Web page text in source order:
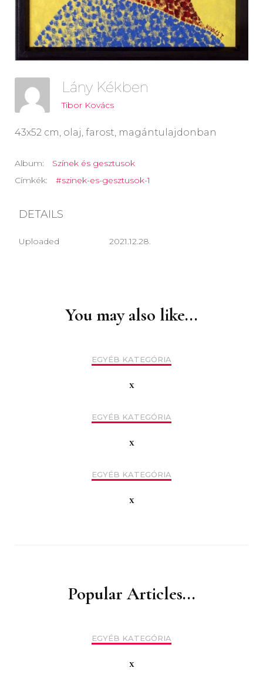
Lány Kékben
Tibor Kovács
43x52 cm, olaj, farost, magántulajdonban
Album:
Színek és gesztusok
Címkék:
#szinek-es-gesztusok-1
DETAILS
Uploaded 2021.12.28.
You may also like...
EGYÉB KATEGÓRIA
x
EGYÉB KATEGÓRIA
x
EGYÉB KATEGÓRIA
x
Popular Articles...
EGYÉB KATEGÓRIA
x